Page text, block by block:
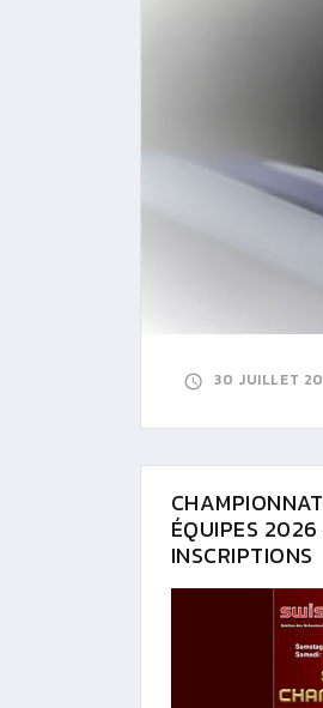
30 JUILLET
ÉQUIPES
INSCRIPTIONS